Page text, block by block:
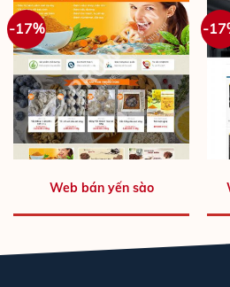
-17%
Web bán yến sào
-